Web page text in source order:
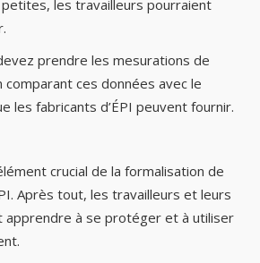
les travailleurs pourraient
prendre les mesurations de
comparant ces données avec le
les fabricants d’ÉPI peuvent fournir.
crucial de la formalisation de
Après tout, les travailleurs et leurs
apprendre à se protéger et à utiliser